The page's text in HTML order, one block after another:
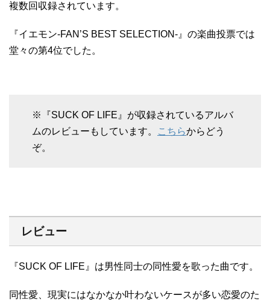
複数回収録されています。
『イエモン-FAN’S BEST SELECTION-』の楽曲投票では
堂々の第4位でした。
※『SUCK OF LIFE』が収録されているアルバ
ムのレビューもしています。
こちらからどう
ぞ。
レビュー
『SUCK OF LIFE』は男性同士の同性愛を歌った曲です。
同性愛、現実にはなかなか叶わないケースが多い恋愛のた